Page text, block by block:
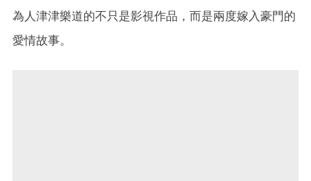
為人津津樂道的不只是影視作品，而是兩度嫁入豪門的
愛情故事。